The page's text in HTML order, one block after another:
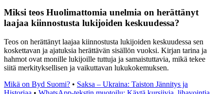
Miksi teos Huolimattomia unelmia on herättänyt
laajaa kiinnostusta lukijoiden keskuudessa?
Teos on herättänyt laajaa kiinnostusta lukijoiden keskuudessa sen
koskettavan ja ajatuksia herättävän sisällön vuoksi. Kirjan tarina ja
hahmot ovat monille lukijoille tuttuja ja samaistuttavia, mikä tekee
siitä merkityksellisen ja vaikuttavan lukukokemuksen.
Mikä on Byd Suomi? • Saksa – Ukraina: Taiston Jännitys ja